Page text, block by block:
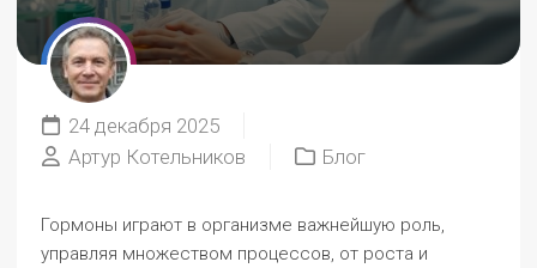
24 декабря 2025
Артур Котельников
Блог
Гормоны играют в организме важнейшую роль,
управляя множеством процессов, от роста и